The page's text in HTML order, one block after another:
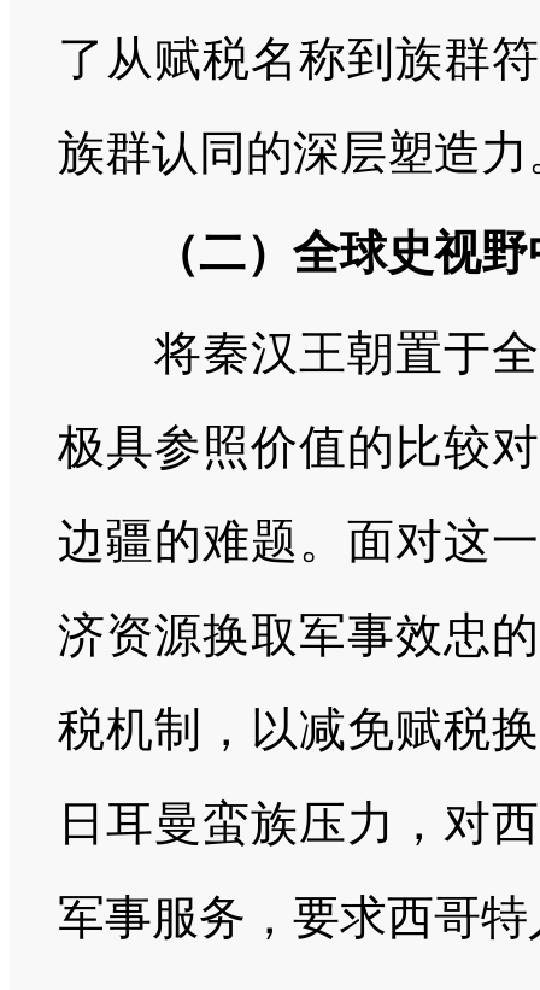
了从赋税名称到族群
族群认同的深层塑造力
（二）全球史视野
将秦汉王朝置于全
极具参照价值的比较
边疆的难题。面对这
济资源换取军事效忠
税机制，以减免赋税
日耳曼蛮族压力，对
军事服务，要求西哥